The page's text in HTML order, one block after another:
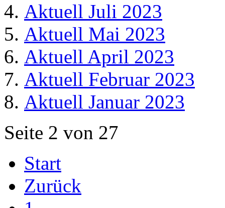
Aktuell Juli 2023
Aktuell Mai 2023
Aktuell April 2023
Aktuell Februar 2023
Aktuell Januar 2023
Seite 2 von 27
Start
Zurück